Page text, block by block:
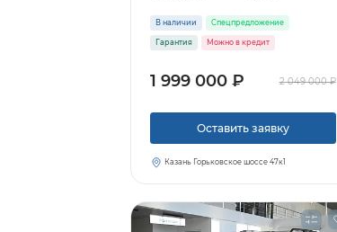
В наличии Спецпредложение
Гарантия Можно в кредит
1 999 000 ₽ 2 049 000 ₽
Оставить заявку
Казань Горьковское шоссе 47к1